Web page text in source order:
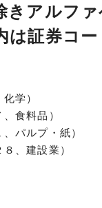
きアルファ
は証券コ
学）
食料品）
パルプ・紙）
、建設業）